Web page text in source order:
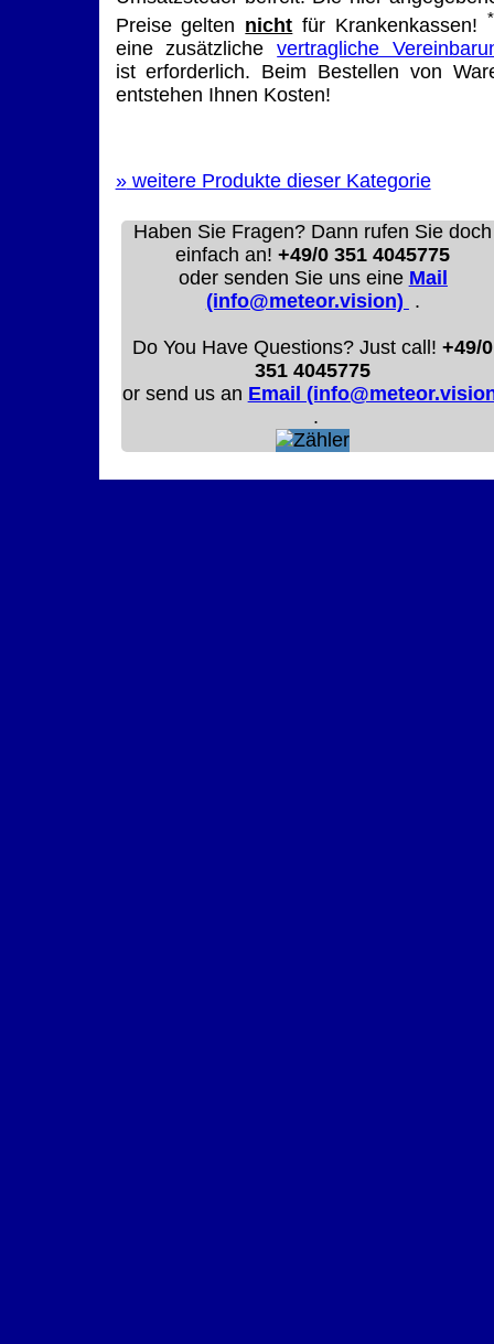
Preise gelten nicht für Krankenkassen!
eine zusätzlichevertragliche
ist erforderlich. Beim Bestellen von
entstehen Ihnen Kosten!
»weitere Produkte dieser Kategorie
Haben Sie Fragen? Dann rufen Sie doch
einfach an!+49/0 351 4045775
oder senden Sie uns eine Mail
(info@meteor.vision) .
Do You Have Questions? Just call!+49/0
351 4045775
or send us an Email
.